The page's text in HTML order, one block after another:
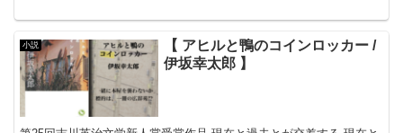
小説
【 アヒルと鴨のコインロッカー /
伊坂幸太郎 】